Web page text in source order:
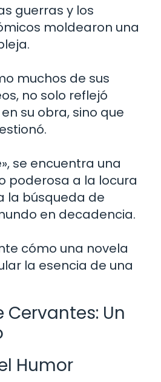
guerras y los
moldearon una
muchos de sus
no solo reflejó
su obra, sino que
se encuentra una
poderosa a la locura
la búsqueda de
en decadencia.
cómo una novela
la esencia de una
Cervantes: Un
Humor